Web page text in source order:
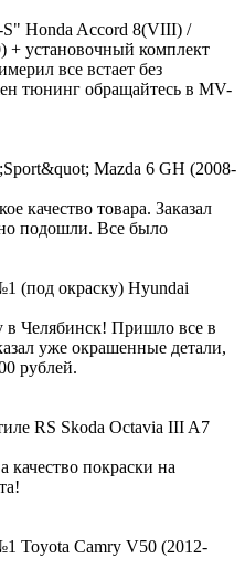
Honda Accord 8(VIII) /
+ установочный комплект
все встает без
тюнинг обращайтесь в MV-
Mazda 6 GH (2008-
качество товара. Заказал
подошли. Все было
(под окраску) Hyundai
в Челябинск! Пришло все в
уже окрашенные детали,
рублей.
RS Skoda Octavia III A7
качество покраски на
Toyota Camry V50 (2012-